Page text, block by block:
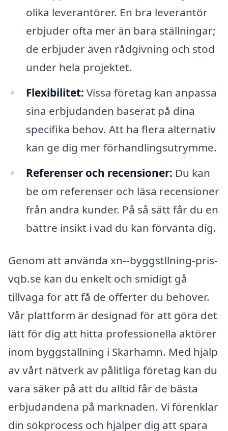
olika leverantörer. En bra leverantör
erbjuder ofta mer än bara ställningar;
de erbjuder även rådgivning och stöd
under hela projektet.
Flexibilitet: Vissa företag kan anpassa
sina erbjudanden baserat på dina
specifika behov. Att ha flera alternativ
kan ge dig mer förhandlingsutrymme.
Referenser och recensioner: Du kan
be om referenser och läsa recensioner
från andra kunder. På så sätt får du en
bättre insikt i vad du kan förvänta dig.
Genom att använda xn--byggstllning-pris-
vqb.se kan du enkelt och smidigt gå
tillväga för att få de offerter du behöver.
Vår plattform är designad för att göra det
lätt för dig att hitta professionella aktörer
inom byggställning i Skärhamn. Med hjälp
av vårt nätverk av pålitliga företag kan du
vara säker på att du alltid får de bästa
erbjudandena på marknaden. Vi förenklar
din sökprocess och hjälper dig att spara